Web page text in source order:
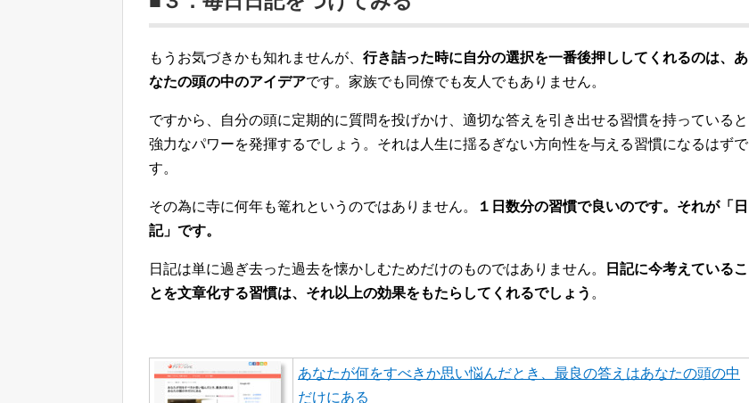
もうお気づきかも知れませんが、 行き詰った時に自分の選択を一番後押ししてくれるのは、あ
なたの頭の中のアイデアです。家族でも同僚でも友人でもありません。
ですから、自分の頭に定期的に質問を投げかけ、適切な答えを引き出せる習慣を持っていると
強力なパワーを発揮するでしょう。それは人生に揺るぎない方向性を与える習慣になるはずで
す。
その為に寺に何年も篭れというのではありません。
１日数分の習慣で良いのです。それが「日
記」です。
日記は単に過ぎ去った過去を懐かしむためだけのものではありません。
日記に今考えているこ
とを文章化する習慣は、それ以上の効果をもたらしてくれるでしょう 。
あなたが何をすべきか思い悩んだとき、最良の答えはあなたの頭の中
だけにある